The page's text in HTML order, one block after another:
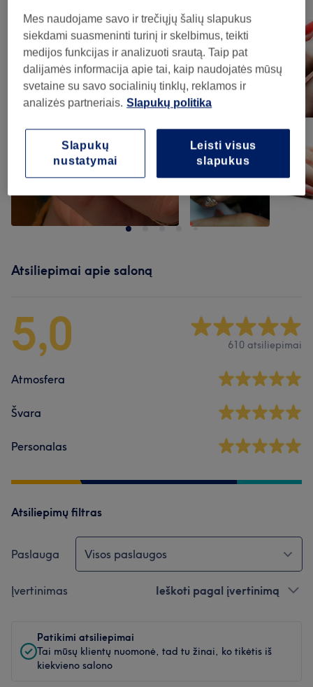
Norėdami peržiūrėti detales, paspauskite ant nuotraukos
Atsiliepimai apie saloną
5,0 610 atsiliepimai
Atmosfera
Švara
Personalas
Atsiliepimų filtras
Paslauga Visos paslaugos
Įvertinimas Ieškoti pagal įvertinimą
Patikimi atsiliepimai
Tai mūsų klientų nuomonė, tad tu žinai, ko tikėtis iš
kiekvieno salono
Mes naudojame savo ir trečiųjų šalių slapukus
siekdami suasmeninti turinį ir skelbimus, teikti
medijos funkcijas ir analizuoti srautą. Taip pat
dalijamės informacija apie tai, kaip naudojatės mūsų
svetaine su savo socialinių tinklų, reklamos ir
analizės partneriais. Slapukų politika
Leisti visus
slapukus
Slapukų
nustatymai